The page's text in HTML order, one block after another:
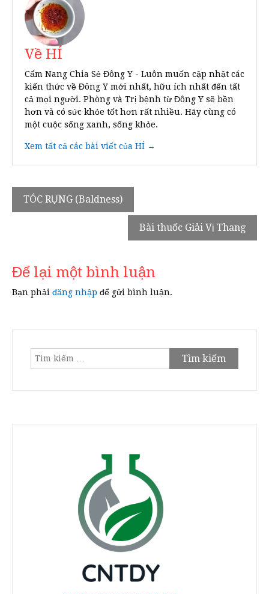
Về HÍ
Cẩm Nang Chia Sẻ Đông Y - Luôn muốn cập nhật các
kiến thức về Đông Y mới nhất, hữu ích nhất đến tất
cả mọi người. Phòng và Trị bệnh từ Đông Y sẽ bền
hơn và có sức khỏe tốt hơn rất nhiều. Hãy cùng có
một cuộc sống xanh, sống khỏe.
Xem tất cả các bài viết của HÍ →
Điều
hướng
TÓC RỤNG (Baldness)
Bài thuốc Giải Vị Thang
Để lại một bình luận
Bạn phải đăng nhập để gửi bình luận.
Tìm